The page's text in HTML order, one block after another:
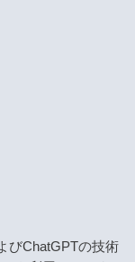
びChatGPTの技術